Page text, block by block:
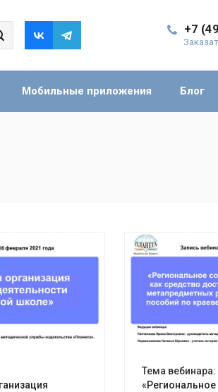
+7
Мобильные приложения Блог
Тема вебинара: